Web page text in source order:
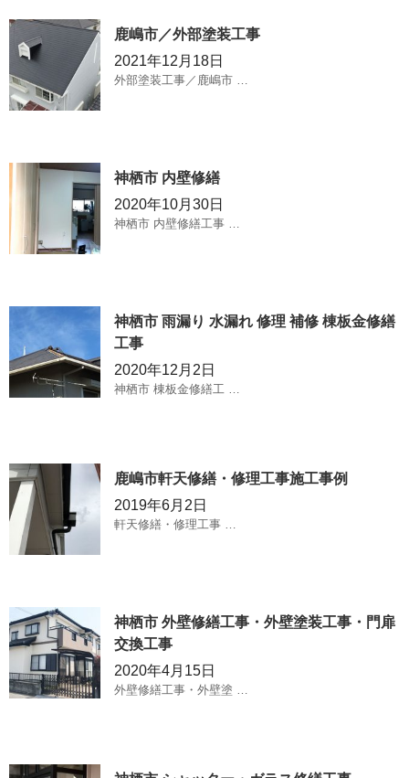
鹿嶋市／外部塗装工事
2021年12月18日
外部塗装工事／鹿嶋市 …
神栖市 内壁修繕
2020年10月30日
神栖市 内壁修繕工事 …
神栖市 雨漏り 水漏れ 修理 補修 棟板金修繕
工事
2020年12月2日
神栖市 棟板金修繕工 …
鹿嶋市軒天修繕・修理工事施工事例
2019年6月2日
軒天修繕・修理工事 …
神栖市 外壁修繕工事・外壁塗装工事・門扉
交換工事
2020年4月15日
外壁修繕工事・外壁塗 …